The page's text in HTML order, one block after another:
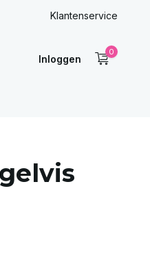
Klantenservice
Inloggen
0